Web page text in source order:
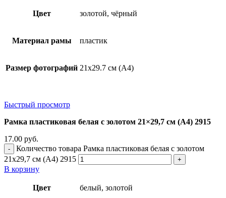
Цвет золотой, чёрный
Материал рамы пластик
Размер фотографий 21х29.7 см (А4)
Быстрый просмотр
Рамка пластиковая белая с золотом 21×29,7 см (А4) 2915
17.00 руб.
Количество товара Рамка пластиковая белая с золотом
21x29,7 см (А4) 2915
В корзину
Цвет белый, золотой